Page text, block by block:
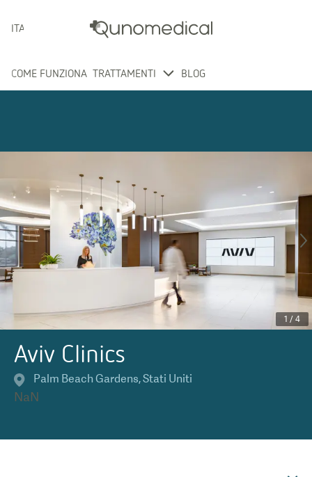
ITALIANO
COME FUNZIONA TRATTAMENTI BLOG
1 / 4
Aviv Clinics
Palm Beach Gardens,Stati Uniti
NaN